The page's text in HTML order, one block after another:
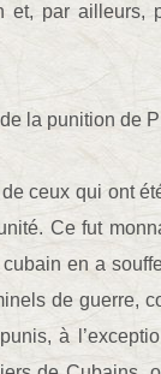
et, par ailleurs,
la punition de
ceux qui ont
Ce fut
en a
de guerre,
à